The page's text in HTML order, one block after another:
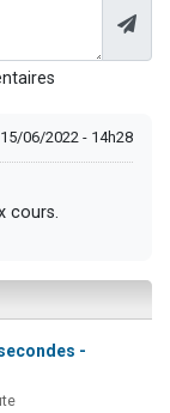
15/06/2022 - 14h28
cours.
-